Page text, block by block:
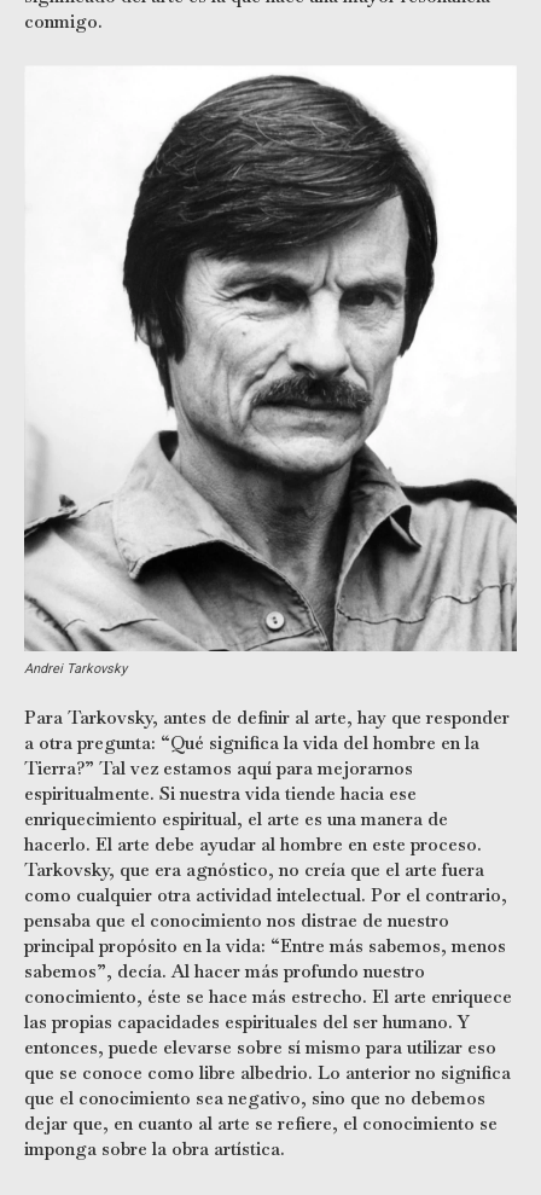
conmigo.
Andrei Tarkovsky
Para Tarkovsky, antes de definir al arte, hay que responder
a otra pregunta: “Qué significa la vida del hombre en la
Tierra?” Tal vez estamos aquí para mejorarnos
espiritualmente. Si nuestra vida tiende hacia ese
enriquecimiento espiritual, el arte es una manera de
hacerlo. El arte debe ayudar al hombre en este proceso.
Tarkovsky, que era agnóstico, no creía que el arte fuera
como cualquier otra actividad intelectual. Por el contrario,
pensaba que el conocimiento nos distrae de nuestro
principal propósito en la vida: “Entre más sabemos, menos
sabemos”, decía. Al hacer más profundo nuestro
conocimiento, éste se hace más estrecho. El arte enriquece
las propias capacidades espirituales del ser humano. Y
entonces, puede elevarse sobre sí mismo para utilizar eso
que se conoce como libre albedrio. Lo anterior no significa
que el conocimiento sea negativo, sino que no debemos
dejar que, en cuanto al arte se refiere, el conocimiento se
imponga sobre la obra artística.